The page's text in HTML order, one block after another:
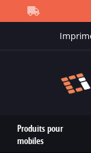
Produits pour
mobiles